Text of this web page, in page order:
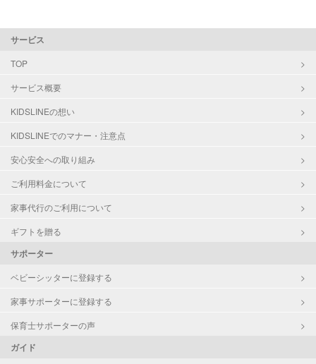
サービス
TOP
サービス概要
KIDSLINEの想い
KIDSLINEでのマナー・注意点
安心安全への取り組み
ご利用料金について
家事代行のご利用について
ギフトを贈る
サポーター
ベビーシッターに登録する
家事サポーターに登録する
保育士サポーターの声
ガイド